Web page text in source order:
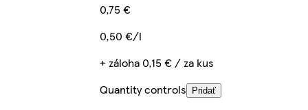
0,75 €
0,50 €/l
+ záloha 0,15 € / za kus
Quantity controls
Pridať